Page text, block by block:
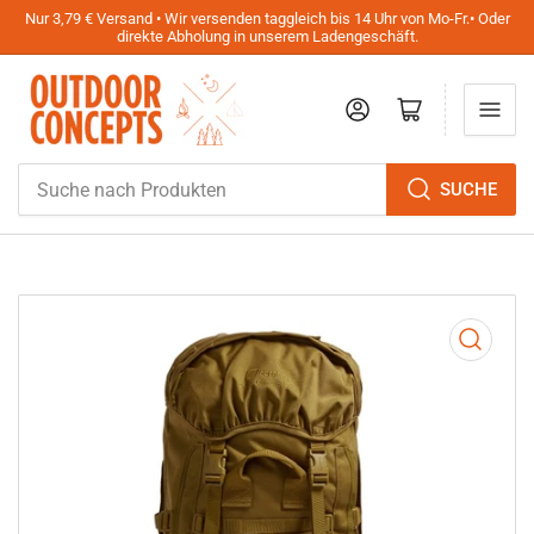
Nur 3,79 € Versand • Wir versenden taggleich bis 14 Uhr von Mo-Fr.• Oder
direkte Abholung in unserem Ladengeschäft.
nach
Produkten
SUCHE
AnmeldenMini-Warenkorb öffnen